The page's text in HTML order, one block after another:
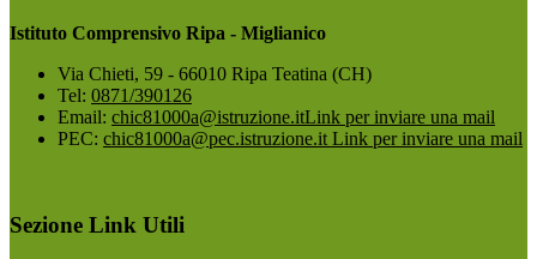
Istituto Comprensivo Ripa - Miglianico
Via Chieti, 59 - 66010 Ripa Teatina (CH)
Tel: 0871/390126
Email: chic81000a@istruzione.itLink per inviare una mail
PEC: chic81000a@pec.istruzione.it Link per inviare una mail
Sezione Link Utili